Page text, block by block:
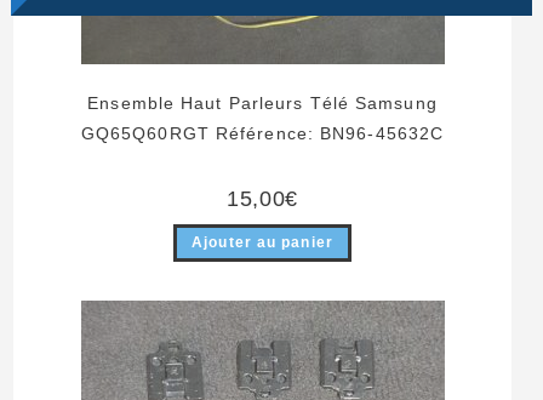
Ensemble Haut Parleurs Télé Samsung
GQ65Q60RGT Référence: BN96-45632C
15,00€
Ajouter au panier